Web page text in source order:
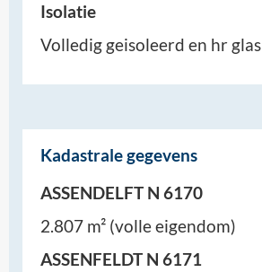
Isolatie
Volledig geisoleerd en hr glas
Kadastrale gegevens
ASSENDELFT N 6170
2.807 m² (volle eigendom)
ASSENFELDT N 6171